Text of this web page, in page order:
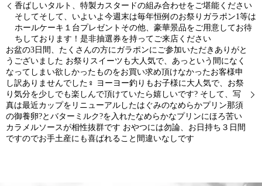
香ばしいタルト、特製カスタードの組み合わせをご堪能ください
そしてそして、いよいよ今週末は毎年恒例のお祭りガラポン1等は
ホールケーキ１台プレゼント︎その他、豪華景品をご用意してお待
ちしております！是非抽選券を持ってご来店ください
お盆の3日間、たくさんの方にガラポンにご参加いただきありがと
うございました お祭りスイーツも大人気で、あっという間になく
なってしまい欲しかったものをお買い求め頂けなかったお客様申
し訳ありませんでした‍♀️ ヨーヨー釣りもお子様に大人気で、お祭
り気分を少しでも楽しんで頂けていたら嬉しいです? そして、写
真は最近カップをリニューアルしたはぐみのなめらかプリン那須
の御養卵?とバターミルク?を入れたなめらかなプリンにほろ苦い
カラメルソースが相性抜群です おやつには勿論、お日持ち３日間
ですのでお手土産にも喜ばれること間違いなしです